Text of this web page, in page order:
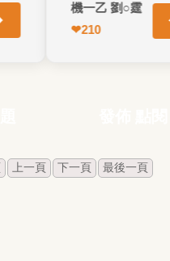
機一乙 劉○霆
210
佳
上一頁 下一頁 最後一頁